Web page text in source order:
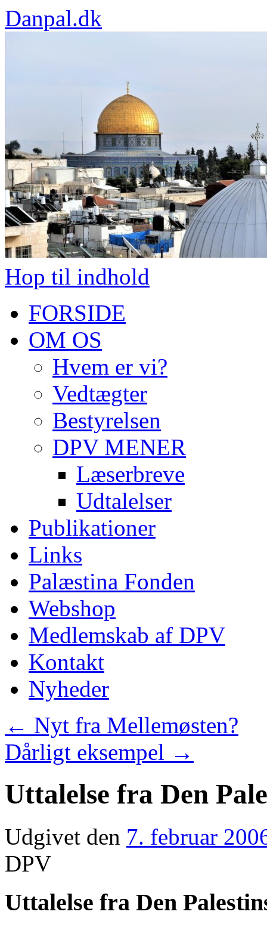
Danpal.dk
Hop til indhold
FORSIDE
OM OS
Hvem er vi?
Vedtægter
Bestyrelsen
DPV MENER
Læserbreve
Udtalelser
Publikationer
Links
Palæstina Fonden
Webshop
Medlemskab af DPV
Kontakt
Nyheder
← Nyt fra Mellemøsten?
Dårligt eksempel →
Uttalelse fra Den
Udgivet den 7. februar
DPV
Uttalelse fra Den